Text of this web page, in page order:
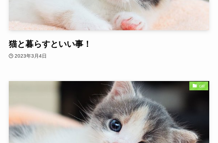
猫と暮らすといい事！
2023年3月4日
cat